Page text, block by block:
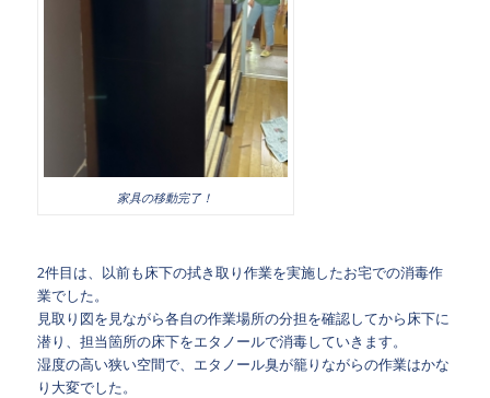
家具の移動完了！
2件目は、以前も床下の拭き取り作業を実施したお宅での消毒作
業でした。
見取り図を見ながら各自の作業場所の分担を確認してから床下に
潜り、担当箇所の床下をエタノールで消毒していきます。
湿度の高い狭い空間で、エタノール臭が籠りながらの作業はかな
り大変でした。